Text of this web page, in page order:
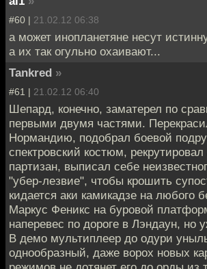
#60 | 21.02.12 06:38
а может инопланетяне несут
а их так огульно охаивают...
Tankred »
#61 | 21.02.12 06:40
Шепард, конечно, заматерел по
первыми двумя частями.
Нормандию, подобрал боевой
спектровский костюм,
партизан, выписал себе
"убер-лезвие", чтобы крошить
кидается аки камикадзе на любого
Маркус Феникс на буровой
наперевес по дороге в Лэндаун, но
В демо мультиплеер до одури
однообразный, даже ворох новых